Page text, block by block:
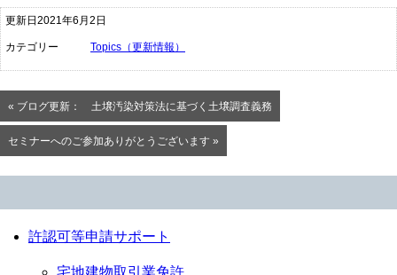
更新日2021年6月2日
カテゴリー Topics（更新情報）
« ブログ更新： 土壌汚染対策法に基づく土壌調査義務
セミナーへのご参加ありがとうございます »
許認可等申請サポート
宅地建物取引業免許